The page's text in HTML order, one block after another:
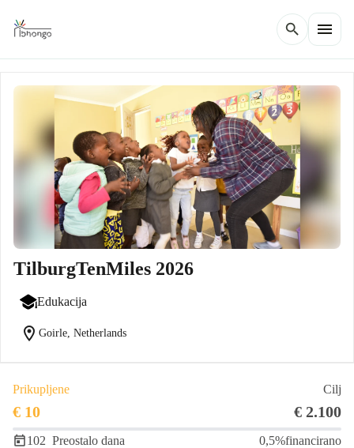
search menu
TilburgTenMiles 2026
Edukacija
location_on Goirle, Netherlands
Prikupljene Cilj
€ 10 € 2.100
102 Preostalo dana 0,5%financirano